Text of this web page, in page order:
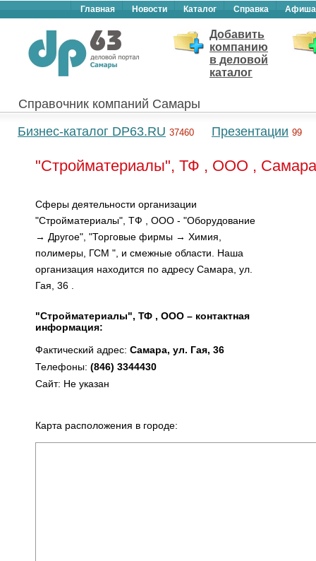
Главная Новости Каталог Справка Афиша
Добавить
компанию
в деловой
каталог
Справочник компаний Самары
Бизнес-каталог DP63.RU 37460 Презентации 99
"Стройматериалы", ТФ , ООО , Самара
Сферы деятельности организации
"Стройматериалы", ТФ , ООО - "Оборудование
→ Другое", "Торговые фирмы → Химия,
полимеры, ГСМ ", и смежные области. Наша
организация находится по адресу Самара, ул.
Гая, 36 .
"Стройматериалы", ТФ , ООО – контактная
информация:
Фактический адрес: Самара, ул. Гая, 36
Телефоны: (846) 3344430
Сайт: Не указан
Карта расположения в городе: